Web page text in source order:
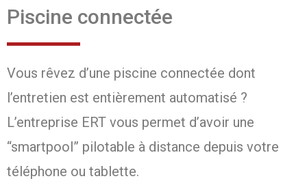
Piscine connectée
Vous rêvez d’une piscine connectée dont
l’entretien est entièrement automatisé ?
L’entreprise ERT vous permet d’avoir une
“smartpool” pilotable à distance depuis votre
téléphone ou tablette.